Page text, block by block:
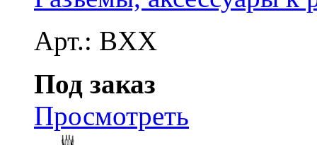
Арт.: BXX
Под заказ
Просмотреть